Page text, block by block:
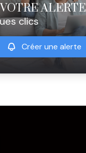
ALERTE
clics
Créer une alerte